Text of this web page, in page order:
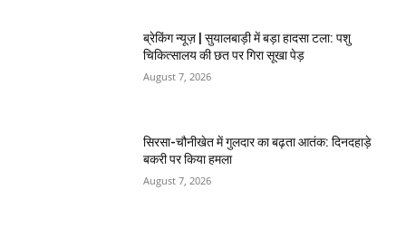
ब्रेकिंग न्यूज़ | सुयालबाड़ी में बड़ा हादसा टला: पशु
चिकित्सालय की छत पर गिरा सूखा पेड़
August 7, 2026
सिरसा-चौनीखेत में गुलदार का बढ़ता आतंक: दिनदहाड़े
बकरी पर किया हमला
August 7, 2026